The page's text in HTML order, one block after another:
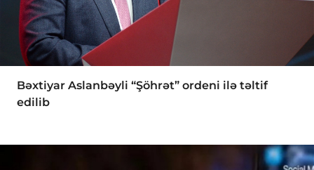
Bəxtiyar Aslanbəyli “Şöhrət” ordeni ilə təltif
edilib